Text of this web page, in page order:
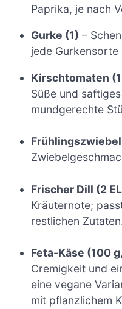
Paprika, je nach
Gurke (1) –
jede
Kirschtomaten
Süße und
mundgerechte
Frischer Dill (2
Kräuternote;
restlichen
Feta-Käse (100
Cremigkeit und
eine vegane
mit pflanzlichem